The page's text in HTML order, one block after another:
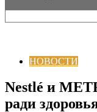
НОВОСТИ
Nestlé и
ради